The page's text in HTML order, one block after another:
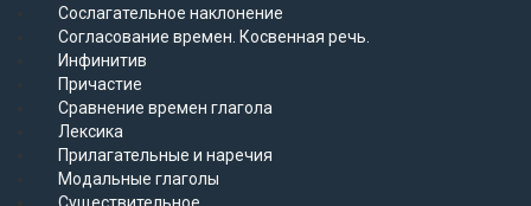
Сослагательное наклонение
Согласование времен. Косвенная речь.
Инфинитив
Причастие
Сравнение времен глагола
Лексика
Прилагательные и наречия
Модальные глаголы